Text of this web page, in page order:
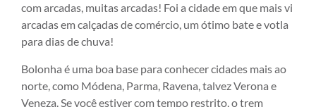
com arcadas, muitas arcadas! Foi a cidade em que mais vi
arcadas em calçadas de comércio, um ótimo bate e votla
para dias de chuva!
Bolonha é uma boa base para conhecer cidades mais ao
norte, como Módena, Parma, Ravena, talvez Verona e
Veneza. Se você estiver com tempo restrito, o trem